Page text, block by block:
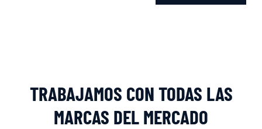
TRABAJAMOS CON TODAS LAS
MARCAS DEL MERCADO